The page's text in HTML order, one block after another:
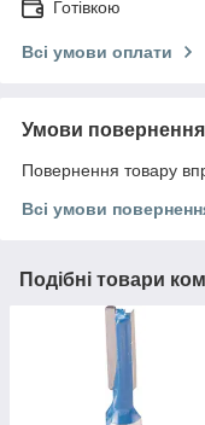
Готівкою
Всі умови оплати
Умови повернення
Повернення товару
Всі умови
Подібні товари